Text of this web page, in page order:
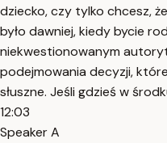
dziecko, czy tylko chcesz,
było dawniej, kiedy bycie
niekwestionowanym
podejmowania decyzji,
słuszne. Jeśli gdzieś w
12:03
Speaker A